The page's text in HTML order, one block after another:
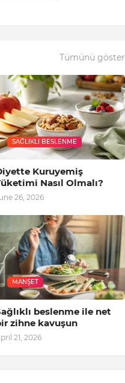
Tümünü göster
SAĞLIKLI BESLENME
Kuruyemiş
Nasıl Olmalı?
26, 2026
MANŞET
beslenme ile net
zihne kavuşun
21, 2026